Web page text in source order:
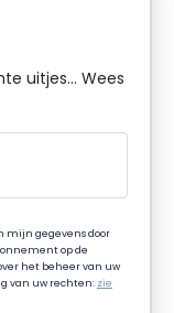
uitjes... Wees
mijn gegevens door
op de
het beheer van uw
van uw rechten:zie